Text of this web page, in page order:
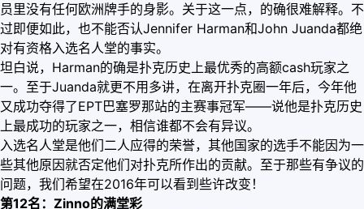
员里没有任何欧洲牌手的身影。关于这一点，的确很难解释。不
过即便如此，也不能否认Jennifer Harman和John Juanda都绝
对有资格入选名人堂的事实。
坦白说，Harman的确是扑克历史上最优秀的高额cash玩家之
一。至于Juanda就更不用多讲，在离开扑克圈一年后，今年他
又成功夺得了EPT巴塞罗那站的主赛事冠军——说他是扑克历史
上最成功的玩家之一，相信谁都不会有异议。
入选名人堂是他们二人应得的荣誉，其他国家的选手不能因为一
些其他原因就否定他们对扑克所作出的贡献。至于那些有争议的
问题，我们希望在2016年可以看到些许改变！
第12名：Zinno的满堂彩